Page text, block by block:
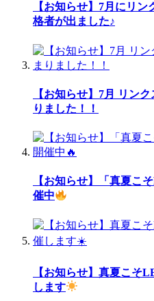
【お知らせ】7月にリ
格者が出ました♪
【お知らせ】7月 リン
りました！！
【お知らせ】「真夏こ
催中
【お知らせ】真夏こそ
します